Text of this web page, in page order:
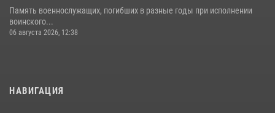
Память военнослужащих, погибших в разные годы при исполнении
воинского...
06 августа 2026, 12:38
НАВИГАЦИЯ